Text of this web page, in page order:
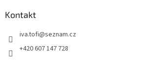
Kontakt
iva.tofi@seznam.cz
+420 607 147 728